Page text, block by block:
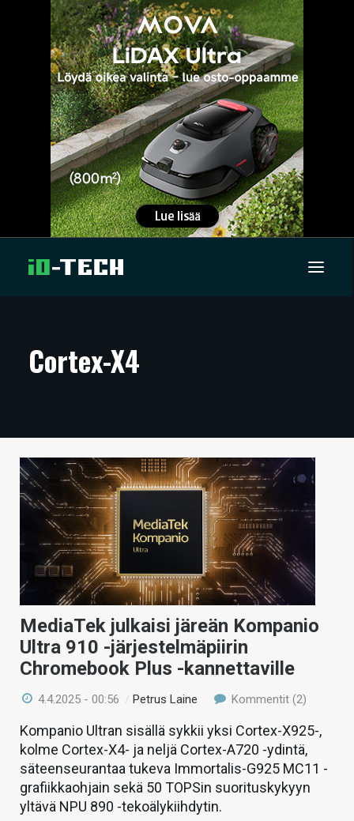
ARTIKKELIT
TECHBBS
TIETOA
HINTA.FI
KAUPPA
VAIHDA TEEMA
HAKU
Cortex-X4
MediaTek julkaisi järeän Kompanio
Ultra 910 -järjestelmäpiirin
Chromebook Plus -kannettaville
4.4.2025 - 00:56 /Petrus Laine Kommentit (2)
Kompanio Ultran sisällä sykkii yksi Cortex-X925-,
kolme Cortex-X4- ja neljä Cortex-A720 -ydintä,
säteenseurantaa tukeva Immortalis-G925 MC11 -
grafiikkaohjain sekä 50 TOPSin suorituskykyyn
yltävä NPU 890 -tekoälykiihdytin.